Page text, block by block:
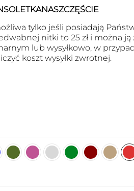
tylko jeśli posiadają
nitki to 25 zł i można ją
lub wysyłkowo, w
koszt wysyłki zwrotnej.